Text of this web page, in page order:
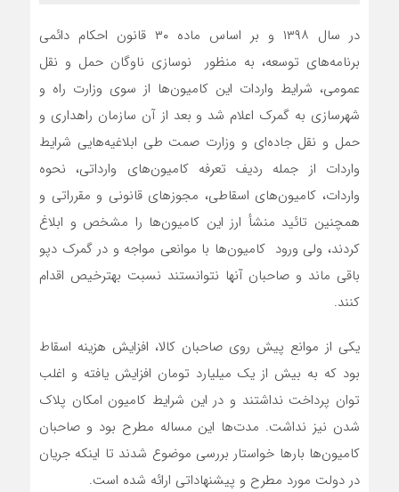
در سال ۱۳۹۸ و بر اساس ماده ۳۰ قانون احکام دائمی
برنامه‌های توسعه، به منظور نوسازی ناوگان حمل و نقل
عمومی، شرایط واردات این کامیون‌ها از سوی وزارت راه و
شهرسازی به گمرک اعلام شد و بعد از آن سازمان راهداری و
حمل و نقل جاده‌ای و وزارت صمت طی ابلاغیه‌هایی شرایط
واردات از جمله ردیف تعرفه کامیون‌های وارداتی، نحوه
واردات، کامیون‌های اسقاطی، مجوزهای قانونی و مقرراتی و
همچنین تائید منشأ ارز این کامیون‌ها را مشخص و ابلاغ
کردند، ولی ورود کامیون‌ها با موانعی مواجه و در گمرک دپو
باقی ماند و صاحبان آنها نتوانستند نسبت بهترخیص اقدام
کنند.
یکی از موانع پیش روی صاحبان کالا،‌ افزایش هزینه اسقاط
بود که به بیش از یک میلیارد تومان افزایش یافته و اغلب
توان پرداخت نداشتند و در این شرایط کامیون امکان پلاک
شدن نیز نداشت. مدت‌ها این مساله مطرح بود و صاحبان
کامیون‌ها بارها خواستار بررسی موضوع شدند تا اینکه جریان
در دولت مورد مطرح و پیشنهاداتی ارائه شده است.